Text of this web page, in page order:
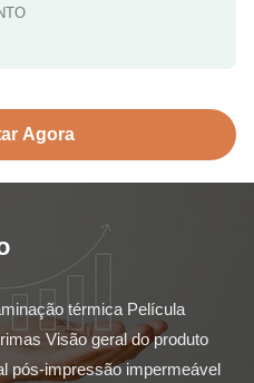
Agora
térmica Película
Visão geral do produto
pós-impressão impermeável